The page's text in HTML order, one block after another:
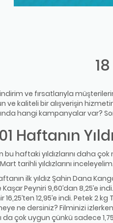
indirim ve fırsatlarıyla
ve kaliteli bir alışverişin
hangi kampanyalar var?
Haftanın
bu haftaki yıldızlarını daha
tarihli yıldızlarını inceleyelim.
ilk yıldız Şahin Dana
Kaşar Peyniri 9,60’dan 8,25’e
16,25’ten 12,95’e indi. Petek 2
ne dersiniz? Filminizi
da çok uygun çünkü sadece 1,75